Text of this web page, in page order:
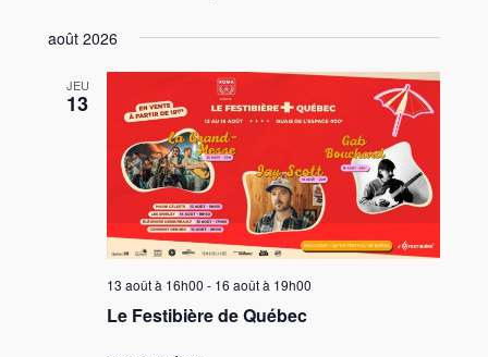
août 2026
JEU
13
Le Festibière de Québec
13 août à 16h00 - 16 août à 19h00